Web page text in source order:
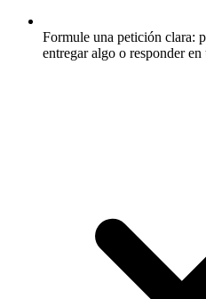
Formule una petición clara:
entregar algo o responder en